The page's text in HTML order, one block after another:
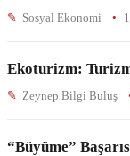
Sosyal Ekonomi
Ekoturizm:
Zeynep Bilgi Buluş
“Büyüme”